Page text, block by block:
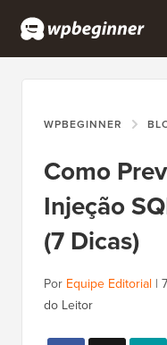
WPBEGINNER
Como
Injeção
(7 Dicas)
Por Equipe Editorial |
do Leitor